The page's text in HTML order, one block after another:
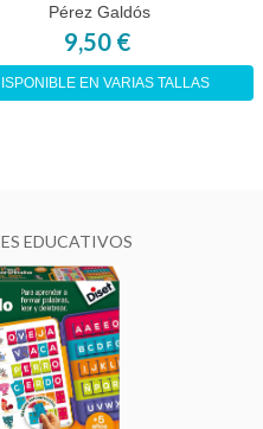
Pérez Galdós
9,50 €
EN VARIAS TALLAS
EDUCATIVOS